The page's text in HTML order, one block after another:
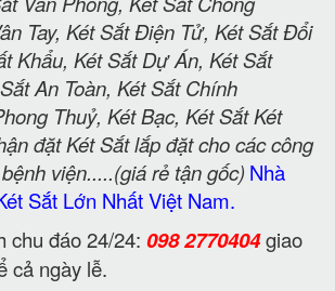
Tay, Két Sắt Điện Tử, Két Sắt Đổi
Khẩu, Két Sắt Dự Án, Két Sắt
An Toàn, Két Sắt Chính
Thuỷ, Két Bạc, Két Sắt Két
đặt Két Sắt lắp đặt cho các công
viện.....(giá rẻ tận gốc) Nhà
Sắt Lớn Nhất Việt Nam.
chu đáo 24/24: 098 2770404giao
cả ngày lễ.